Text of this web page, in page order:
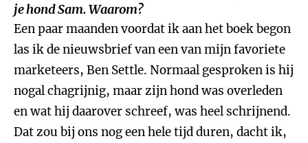
je hond Sam. Waarom?
Een paar maanden voordat ik aan het boek begon
las ik de nieuwsbrief van een van mijn favoriete
marketeers, Ben Settle. Normaal gesproken is hij
nogal chagrijnig, maar zijn hond was overleden
en wat hij daarover schreef, was heel schrijnend.
Dat zou bij ons nog een hele tijd duren, dacht ik,